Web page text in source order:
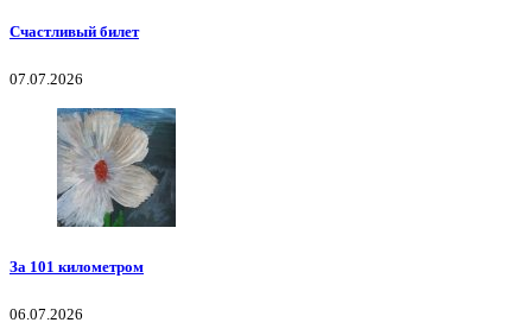
Счастливый билет
07.07.2026
За 101 километром
06.07.2026